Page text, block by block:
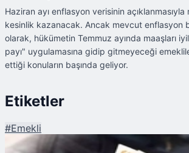
Haziran ayı enflasyon verisinin açıklanmasıyla
kesinlik kazanacak. Ancak mevcut enflasyon
olarak, hükümetin Temmuz ayında maaşları
payı" uygulamasına gidip gitmeyeceği
ettiği konuların başında geliyor.
Etiketler
#Emekli